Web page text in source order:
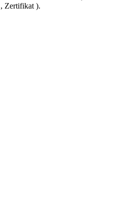
, Zertifikat ).